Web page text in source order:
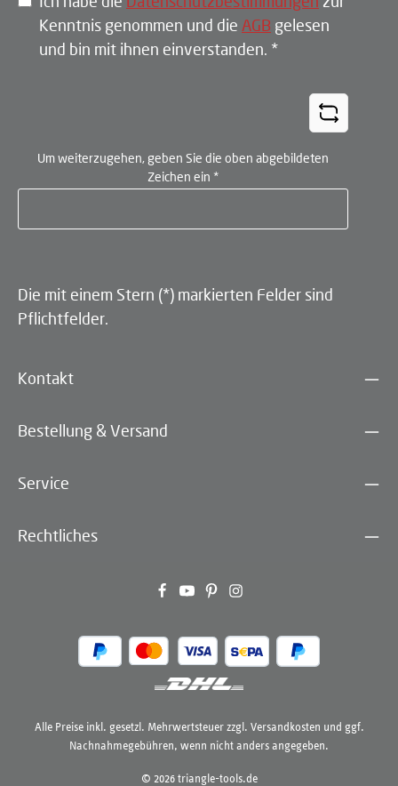
Kenntnis genommen und die AGB gelesen
und bin mit ihnen einverstanden. *
Um weiterzugehen, geben Sie die oben abgebildeten
Zeichen ein *
Die mit einem Stern (*) markierten Felder sind
Pflichtfelder.
Kontakt
Bestellung & Versand
Service
Rechtliches
© 2026 triangle-tools.de
Alle Preise inkl. gesetzl. Mehrwertsteuer zzgl. Versandkosten und ggf.
Nachnahmegebühren, wenn nicht anders angegeben.